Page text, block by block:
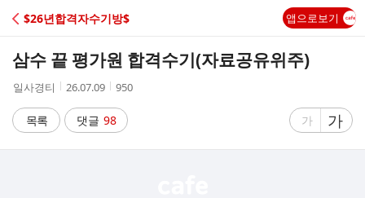
C
A
$26년합격자수기방$ 앱으로보기
삼수 끝 평가원 합격수기(자료공유위주)
작
자
일사경티
작
시
간
26.07.09
조
수
950
목록 댓글 98
글
가
글
자
가